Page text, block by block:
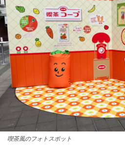
喫茶風のフォトスポット